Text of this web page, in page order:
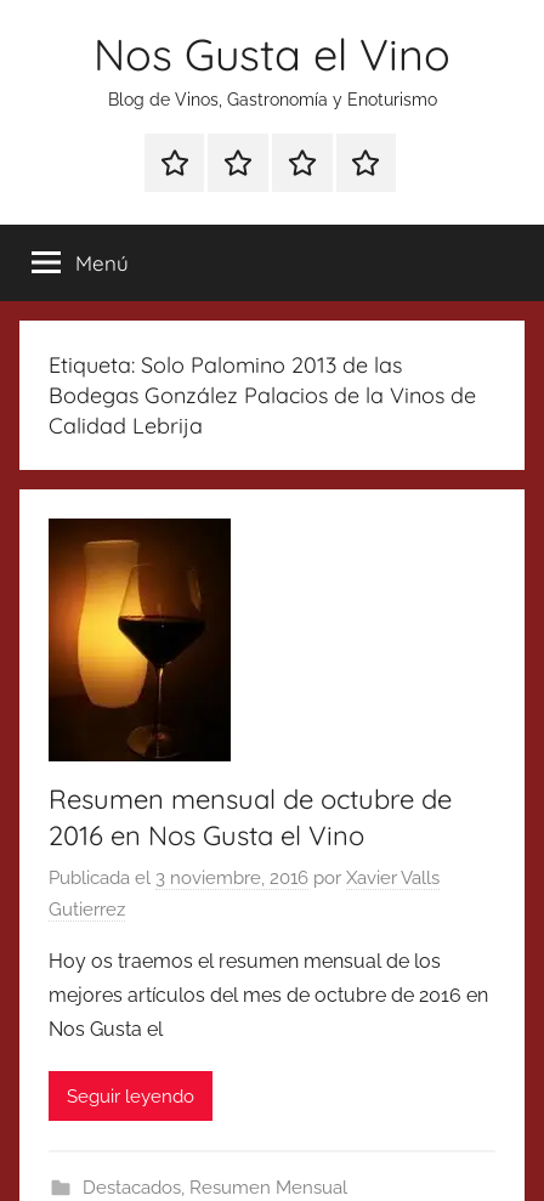
Nos Gusta el Vino
Blog de Vinos, Gastronomía y Enoturismo
Especial
Tonics
Enoturismo
Gastronomía
RankingContacto
Menú
Etiqueta: Solo Palomino 2013 de las
Bodegas González Palacios de la Vinos de
Calidad Lebrija
Resumen mensual de octubre de
2016 en Nos Gusta el Vino
Publicada el 3 noviembre, 2016 por Xavier Valls
Gutierrez
Hoy os traemos el resumen mensual de los
mejores artículos del mes de octubre de 2016 en
Nos Gusta el
Seguir leyendo
Destacados, Resumen Mensual